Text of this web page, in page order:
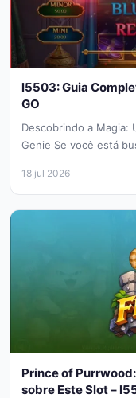
l5503: Guia
GO
Descobrindo a Magia:
Genie Se você está
18 jul 2026
Prince of
sobre Este Slot –